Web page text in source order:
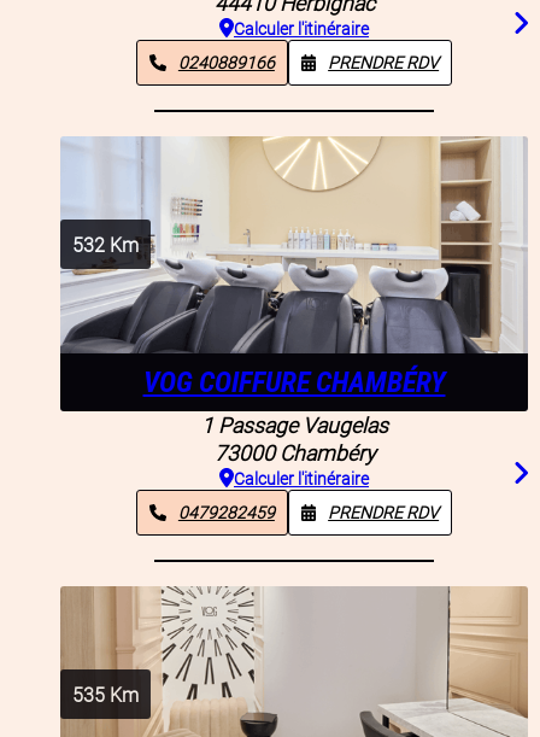
Calculer l'itinéraire
0240889166
PRENDRE RDV
532 Km
VOG COIFFURE CHAMBÉRY
1 Passage Vaugelas
73000 Chambéry
Calculer l'itinéraire
0479282459
PRENDRE RDV
535 Km